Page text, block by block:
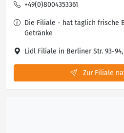
+49(0)8004353361
Die Filiale - hat täglich frische
Getränke
Lidl Filiale in Berliner Str. 93-94,
Zur Filiale